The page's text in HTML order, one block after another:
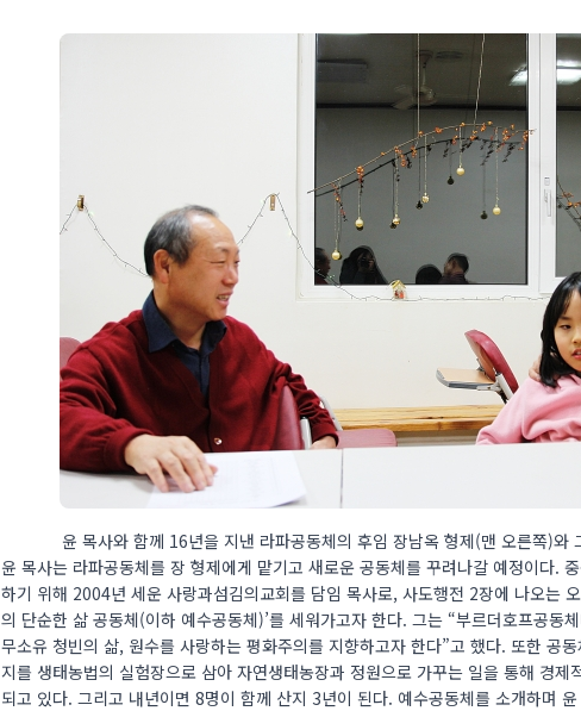
윤 목사와 함께 16년을 지낸 라파공동체의 후임 장남옥 형제(맨 오른쪽)와
윤 목사는 라파공동체를 장 형제에게 맡기고 새로운 공동체를 꾸려나갈 예정이다.
하기 위해 2004년 세운 사랑과섬김의교회를 담임 목사로, 사도행전 2장에 나오는
의 단순한 삶 공동체(이하 예수공동체)’를 세워가고자 한다. 그는 “부르더호프공동
무소유 청빈의 삶, 원수를 사랑하는 평화주의를 지향하고자 한다”고 했다. 또한 공
지를 생태농법의 실험장으로 삼아 자연생태농장과 정원으로 가꾸는 일을 통해 경제
되고 있다. 그리고 내년이면 8명이 함께 산지 3년이 된다. 예수공동체를 소개하며